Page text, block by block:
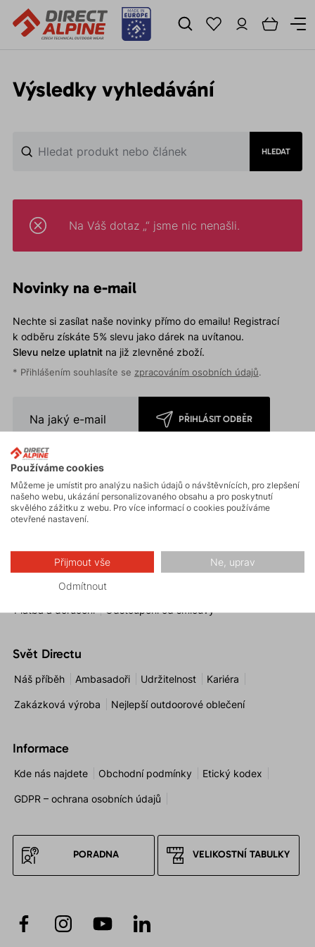
Výsledky vyhledávání
HLEDAT
Na Váš dotaz „“ jsme nic nenašli.
Novinky na e-mail
Nechte si zasílat naše novinky přímo do emailu! Registrací
k odběru získáte 5% slevu jako dárek na uvítanou.
Slevu nelze uplatnitna již zlevněné zboží.
* Přihlášením souhlasíte se zpracováním osobních údajů.
PŘIHLÁSIT ODBĚR
Časté dotazy Reklamace a výměna zboží
Záruční a pozáruční servis
Platba a doručení Odstoupení od smlouvy
Svět Directu
Náš příběh Ambasadoři Udržitelnost Kariéra
Zakázková výroba Nejlepší outdoorové oblečení
Informace
Kde nás najdete Obchodní podmínky Etický kodex
GDPR – ochrana osobních údajů
PORADNA VELIKOSTNÍ TABULKY
Používáme cookies
Můžeme je umístit pro analýzu našich údajů o návštěvnících, pro zlepšení
našeho webu, ukázání personalizovaného obsahu a pro poskytnutí
skvělého zážitku z webu. Pro více informací o cookies používáme
otevřené nastavení.
Přijmout vše Ne, uprav
Odmítnout